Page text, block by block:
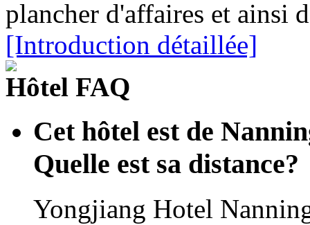
plancher d'affaires et ainsi
[Introduction détaillée]
Hôtel FAQ
Cet hôtel est de
Quelle est sa distance?
Yongjiang Hotel